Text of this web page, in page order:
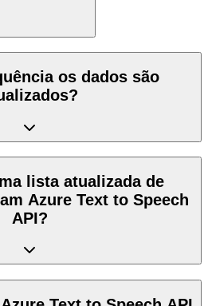
os dados são
lista atualizada de
Azure Text to Speech
API?